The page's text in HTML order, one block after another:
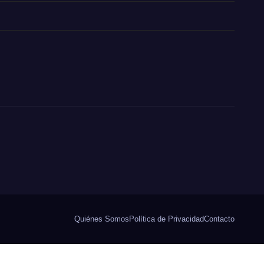
Quiénes Somos Política de PrivacidadContacto